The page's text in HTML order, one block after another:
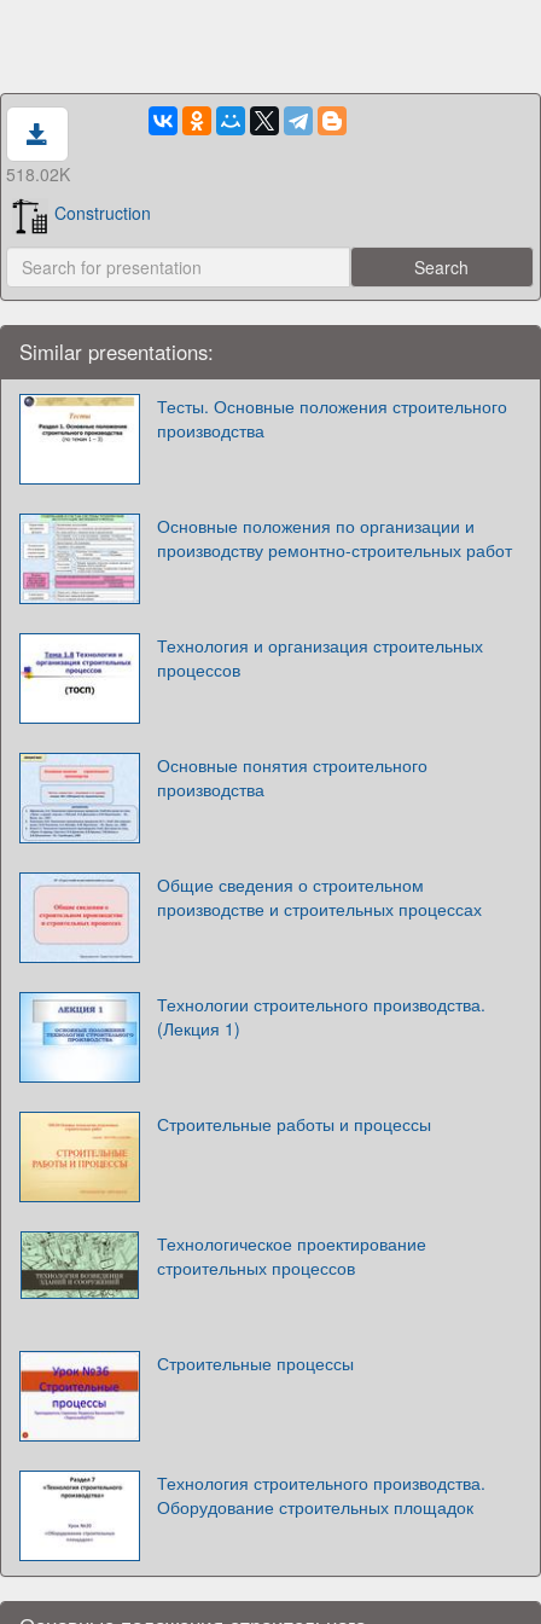
518.02K
Construction
Similar presentations:
Тесты. Основные положения строительного
производства
Основные положения по организации и
производству ремонтно-строительных работ
Технология и организация строительных
процессов
Основные понятия строительного
производства
Общие сведения о строительном
производстве и строительных процессах
Технологии строительного производства.
(Лекция 1)
Строительные работы и процессы
Технологическое проектирование
строительных процессов
Строительные процессы
Технология строительного производства.
Оборудование строительных площадок